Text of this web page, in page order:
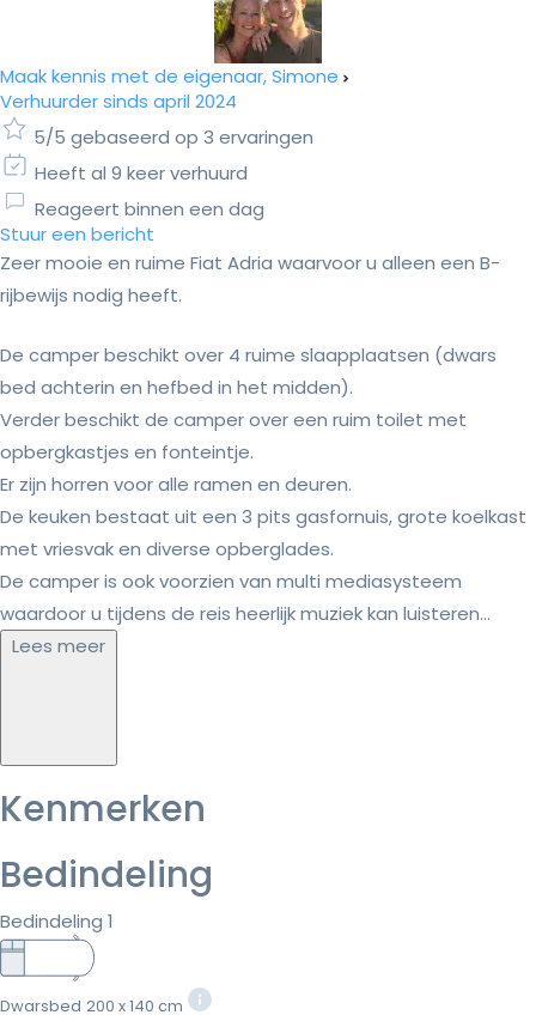
Maak kennis met de eigenaar, Simone
Verhuurder sinds april 2024
5/5 gebaseerd op 3 ervaringen
Heeft al 9 keer verhuurd
Reageert binnen een dag
Stuur een bericht
Zeer mooie en ruime Fiat Adria waarvoor u alleen een B-
rijbewijs nodig heeft.
De camper beschikt over 4 ruime slaapplaatsen (dwars
bed achterin en hefbed in het midden).
Verder beschikt de camper over een ruim toilet met
opbergkastjes en fonteintje.
Er zijn horren voor alle ramen en deuren.
De keuken bestaat uit een 3 pits gasfornuis, grote koelkast
met vriesvak en diverse opberglades.
De camper is ook voorzien van multi mediasysteem
waardoor u tijdens de reis heerlijk muziek kan luisteren...
Lees meer
Kenmerken
Bedindeling
Bedindeling 1
Dwarsbed 200 x 140 cm